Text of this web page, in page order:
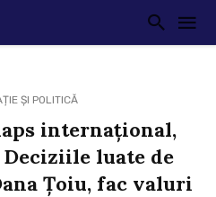
ȘI POLITICĂ
internațional,
Deciziile luate de
Țoiu, fac valuri